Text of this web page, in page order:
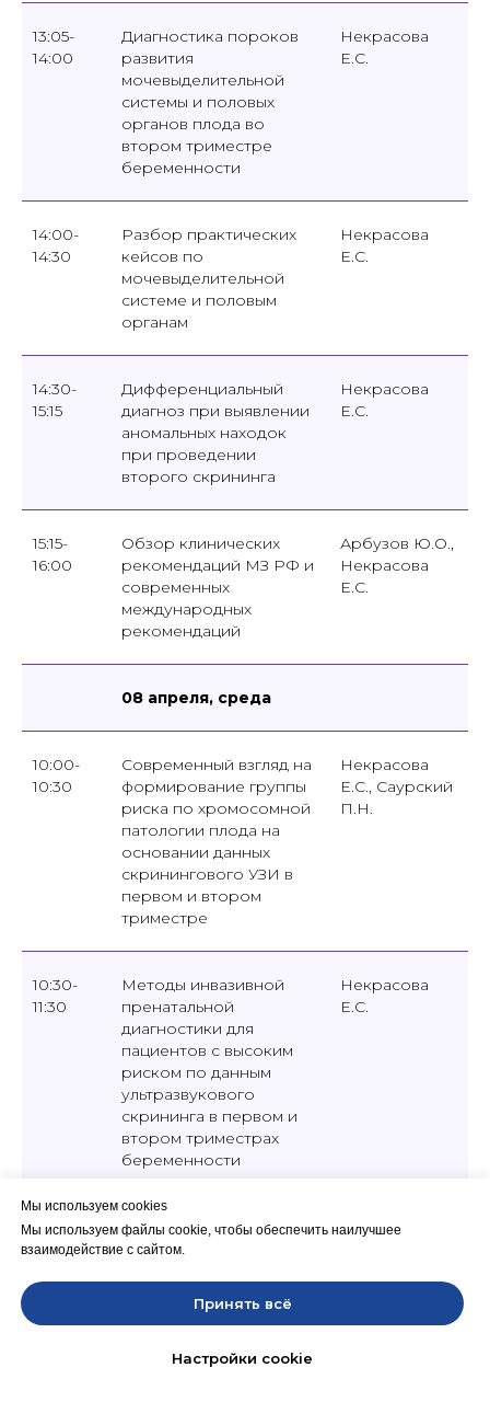
Регистрация
13:05-
14:00
Диагностика пороков
развития
мочевыделительной
системы и половых
органов плода во
втором триместре
беременности
Некрасова
Е.С.
14:00-
14:30
Разбор практических
кейсов по
мочевыделительной
системе и половым
органам
Некрасова
Е.С.
14:30-
15:15
Дифференциальный
диагноз при выявлении
аномальных находок
при проведении
второго скрининга
Некрасова
Е.С.
15:15-
16:00
Обзор клинических
рекомендаций МЗ РФ и
современных
международных
рекомендаций
Арбузов Ю.О.,
Некрасова
Е.С.
08 апреля, среда
10:00-
10:30
Современный взгляд на
формирование группы
риска по хромосомной
патологии плода на
основании данных
скринингового УЗИ в
первом и втором
триместре
Некрасова
Е.С., Саурский
П.Н.
10:30-
11:30
Методы инвазивной
пренатальной
диагностики для
пациентов с высоким
риском по данным
ультразвукового
скрининга в первом и
втором триместрах
беременности
Некрасова
Е.С.
11:30-
12:30
Разбор практических
кейсов по инвазивной
результатам
Некрасова
Мы используем cookies
Мы используем файлы cookie, чтобы обеспечить наилучшее
взаимодействие с сайтом.
Принять всё
Настройки cookie